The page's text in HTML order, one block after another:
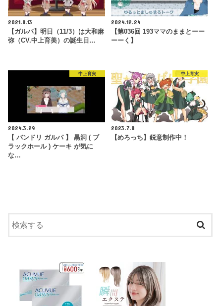
2021.8.13
【ガルパ】明日（11/3）は大和麻
弥（CV.中上育美）の誕生日…
2024.12.24
【第036回 193ママのままとーー
ーーく】
中上育実
2024.3.29
【 バンドリ ガルパ 】 黒洞 ( ブ
ラックホール ) ケーキ が気に
な…
中上育実
2023.7.8
【めろっち】鋭意制作中！